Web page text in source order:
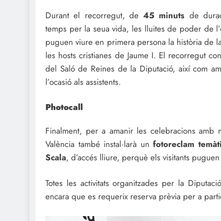
Durant el recorregut, de 45 minuts de
temps per la seua vida, les lluites de poder de
puguen viure en primera persona la història de
les hosts cristianes de Jaume I. El recorregut
del Saló de Reines de la Diputació, així com
l’ocasió als assistents.
Photocall
Finalment, per a amanir les celebracions
València també instal·larà unfotoreclam
Scala, d’accés lliure, perquè els visitants
Totes les activitats organitzades per la
encara que es requerix reserva prèvia per a